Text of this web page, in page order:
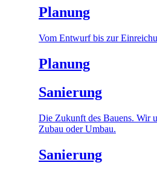
Planung
Vom Entwurf bis zur
Planung
Sanierung
Die Zukunft des Bauens. Wir
Zubau oder Umbau.
Sanierung